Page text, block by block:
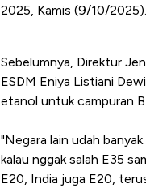
2025, Kamis (9/10/2025).
Sebelumnya, Direktur
ESDM Eniya Listiani
etanol untuk campuran
"Negara lain udah
kalau nggak salah E35
E20, India juga E20,